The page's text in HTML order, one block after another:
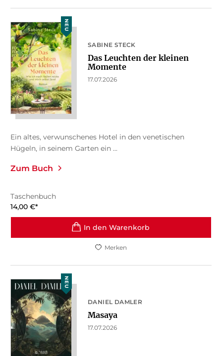
NEU
SABINE STECK
Das Leuchten der kleinen
Momente
17.07.2026
Ein altes, verwunschenes Hotel in den venetischen
Hügeln, in seinem Garten ein ...
Zum Buch
Taschenbuch
14,00 €*
In den Warenkorb
Merken
NEU
DANIEL DAMLER
Masaya
17.07.2026